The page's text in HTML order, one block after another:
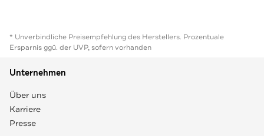
* Unverbindliche Preisempfehlung des Herstellers. Prozentuale
Ersparnis ggü. der UVP, sofern vorhanden
Unternehmen
Über uns
Karriere
Presse